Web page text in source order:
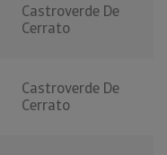
Castroverde De
Cerrato
Castroverde De
Cerrato